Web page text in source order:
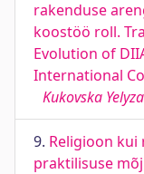
rakenduse
koostöö roll.
Evolution of
International
Kukovska
9. Religioon kui
praktilisuse